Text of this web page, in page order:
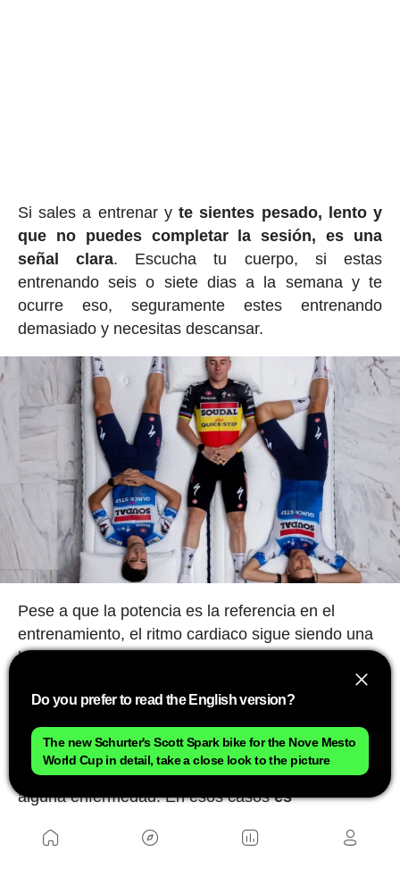
Si sales a entrenar yte sientes pesado, lento y
que no puedes completar la sesión, es una
señal clara. Escucha tu cuerpo, si estas
entrenando seis o siete dias a la semana y te
ocurre eso, seguramente estes entrenando
demasiado y necesitas descansar.
Pese a que la potencia es la referencia en el
entrenamiento, el ritmo cardiaco sigue siendo una
herramienta útil para conocer cómo responde y
buscamos aumentar la intensidad de potencia y
vemos que las pulsaciones no suben puede ser
una señal de que no estamos recuperados de la
sesión anterior o incluso podamos estar incubando
alguna enfermedad. En esos casoses
últimos tiempos los ciclocomputadores son
Do you prefer to read the English version?
The new Schurter's Scott Spark bike for the Nove Mesto
World Cup in detail, take a close look to the picture